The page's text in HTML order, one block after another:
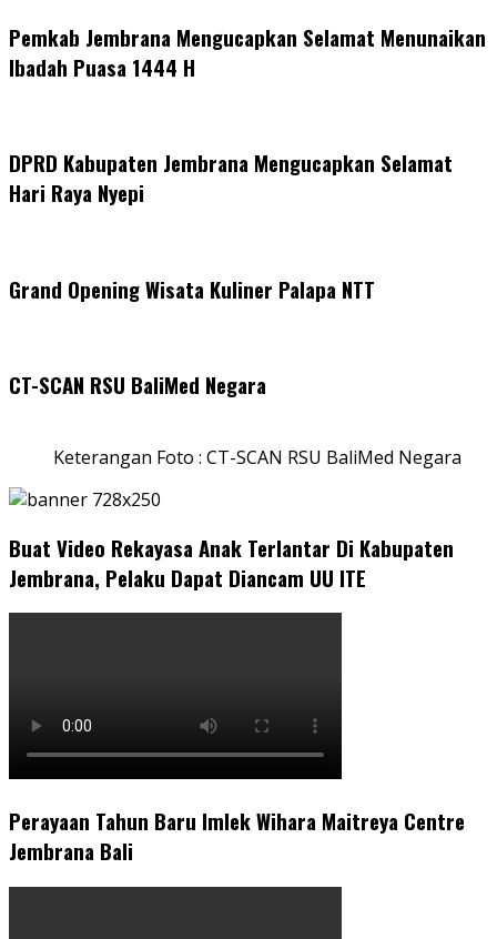
Pemkab Jembrana Mengucapkan Selamat Menunaikan
Ibadah Puasa 1444 H
DPRD Kabupaten Jembrana Mengucapkan Selamat
Hari Raya Nyepi
Grand Opening Wisata Kuliner Palapa NTT
CT-SCAN RSU BaliMed Negara
Keterangan Foto : CT-SCAN RSU BaliMed Negara
Buat Video Rekayasa Anak Terlantar Di Kabupaten
Jembrana, Pelaku Dapat Diancam UU ITE
Perayaan Tahun Baru Imlek Wihara Maitreya Centre
Jembrana Bali